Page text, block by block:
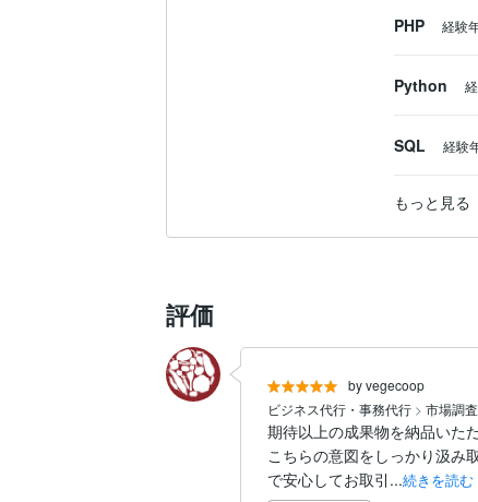
PHP 経験
Python
SQL 経験
もっと見る
評価
by vegecoop
ビジネス代行・事務代行 > 市場調
期待以上の成果物を納品いた
こちらの意図をしっかり汲み
で安心してお取引...続きを読む